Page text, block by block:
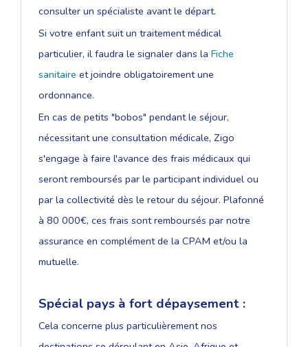
consulter un spécialiste avant le départ.
Si votre enfant suit un traitement médical
particulier, il faudra le signaler dans la Fiche
sanitaire et joindre obligatoirement une
ordonnance.
En cas de petits "bobos" pendant le séjour,
nécessitant une consultation médicale, Zigo
s'engage à faire l'avance des frais médicaux qui
seront remboursés par le participant individuel ou
par la collectivité dès le retour du séjour. Plafonné
à 80 000€, ces frais sont remboursés par notre
assurance en complément de la CPAM et/ou la
mutuelle.
Spécial pays à fort dépaysement :
Cela concerne plus particulièrement nos